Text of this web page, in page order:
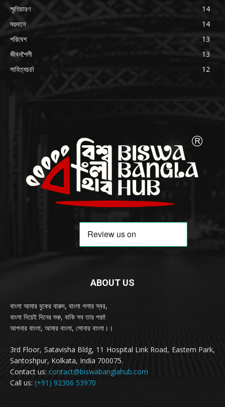
স্মৃতিচারণ
14
ময়দানে
14
পরিবেশ
13
জীবনশৈলী
13
সাহিত্যচর্চা
12
ABOUT US
বাংলা আমার বুকের বারুদ, বাংলা গলার স্বর,
বাংলা দিয়েই দিনের শুরু, বাকি সব তার পর!!
আপনার বাংলা, আমার বাংলা, সোনার বাংলা।।
3rd Floor, Satavisha Bldg, 11 Hospital Link Road, Eastern Park,
Santoshpur, Kolkata, India 700075.
Contact us: contact@biswabanglahub.com
Call us: (+91) 92306 53970